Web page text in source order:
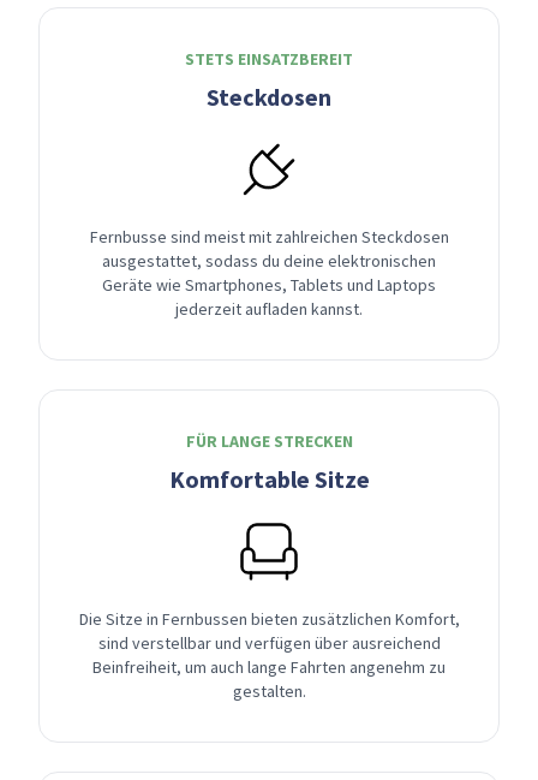
STETS EINSATZBEREIT
Steckdosen
Fernbusse sind meist mit zahlreichen Steckdosen
ausgestattet, sodass du deine elektronischen
Geräte wie Smartphones, Tablets und Laptops
jederzeit aufladen kannst.
FÜR LANGE STRECKEN
Komfortable Sitze
Die Sitze in Fernbussen bieten zusätzlichen Komfort,
sind verstellbar und verfügen über ausreichend
Beinfreiheit, um auch lange Fahrten angenehm zu
gestalten.